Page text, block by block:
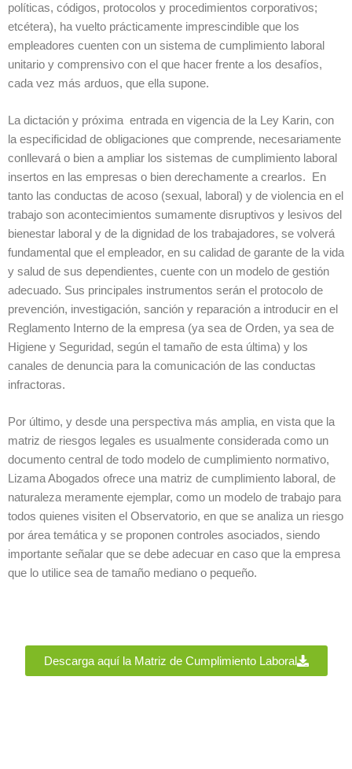
políticas, códigos, protocolos y procedimientos corporativos;
etcétera), ha vuelto prácticamente imprescindible que los
empleadores cuenten con un sistema de cumplimiento laboral
unitario y comprensivo con el que hacer frente a los desafíos,
cada vez más arduos, que ella supone.
La dictación y próxima entrada en vigencia de la Ley Karin, con
la especificidad de obligaciones que comprende, necesariamente
conllevará o bien a ampliar los sistemas de cumplimiento laboral
insertos en las empresas o bien derechamente a crearlos. En
tanto las conductas de acoso (sexual, laboral) y de violencia en el
trabajo son acontecimientos sumamente disruptivos y lesivos del
bienestar laboral y de la dignidad de los trabajadores, se volverá
fundamental que el empleador, en su calidad de garante de la vida
y salud de sus dependientes, cuente con un modelo de gestión
adecuado. Sus principales instrumentos serán el protocolo de
prevención, investigación, sanción y reparación a introducir en el
Reglamento Interno de la empresa (ya sea de Orden, ya sea de
Higiene y Seguridad, según el tamaño de esta última) y los
canales de denuncia para la comunicación de las conductas
infractoras.
Por último, y desde una perspectiva más amplia, en vista que la
matriz de riesgos legales es usualmente considerada como un
documento central de todo modelo de cumplimiento normativo,
Lizama Abogados ofrece una matriz de cumplimiento laboral, de
naturaleza meramente ejemplar, como un modelo de trabajo para
todos quienes visiten el Observatorio, en que se analiza un riesgo
por área temática y se proponen controles asociados, siendo
importante señalar que se debe adecuar en caso que la empresa
que lo utilice sea de tamaño mediano o pequeño.
Descarga aquí la Matriz de Cumplimiento Laboral